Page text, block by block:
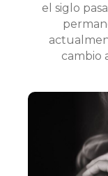
el siglo
cambio